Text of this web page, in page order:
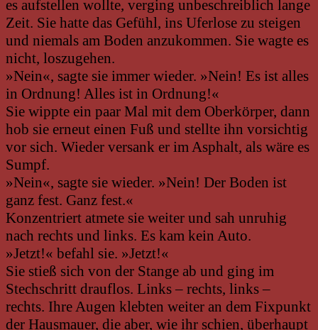
es aufstellen wollte, verging unbeschreiblich lange
Zeit. Sie hatte das Gefühl, ins Uferlose zu steigen
und niemals am Boden anzukommen. Sie wagte es
nicht, loszugehen.
»Nein«, sagte sie immer wieder. »Nein! Es ist alles
in Ordnung! Alles ist in Ordnung!«
Sie wippte ein paar Mal mit dem Oberkörper, dann
hob sie erneut einen Fuß und stellte ihn vorsichtig
vor sich. Wieder versank er im Asphalt, als wäre es
Sumpf.
»Nein«, sagte sie wieder. »Nein! Der Boden ist
ganz fest. Ganz fest.«
Konzentriert atmete sie weiter und sah unruhig
nach rechts und links. Es kam kein Auto.
»Jetzt!« befahl sie. »Jetzt!«
Sie stieß sich von der Stange ab und ging im
Stechschritt drauflos. Links – rechts, links –
rechts. Ihre Augen klebten weiter an dem Fixpunkt
der Hausmauer, die aber, wie ihr schien, überhaupt